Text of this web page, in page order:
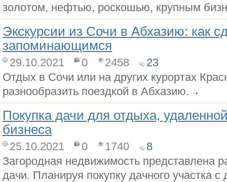
золотом, нефтью, роскошью, крупным
Экскурсии из Сочи в Абхазию: как
запоминающимся
29.10.2021 0 2458
23
Отдых в Сочи или на других курортах
разнообразить поездкой в Абхазию.
Покупка дачи для отдыха,
бизнеса
25.10.2021 0 1740
8
Загородная недвижимость представлена
дачи. Планируя покупку дачного участка